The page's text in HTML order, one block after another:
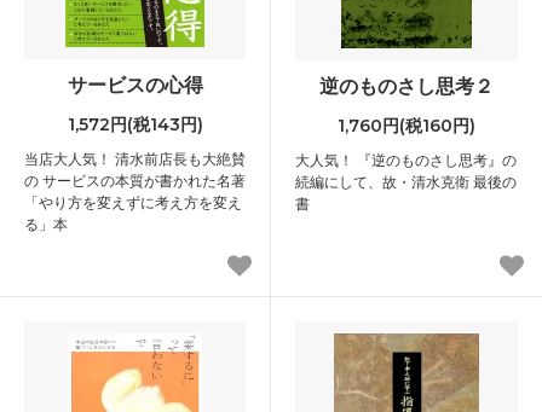
サービスの心得
1,572円(税143円)
当店大人気！ 清水前店長も大絶賛
の サービスの本質が書かれた名著
「やり方を変えずに考え方を変え
る」本
逆のものさし思考２
1,760円(税160円)
大人気！ 『逆のものさし思考』の
続編にして、故・清水克衛 最後の
書